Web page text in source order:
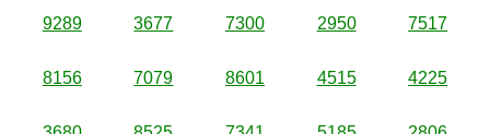
9289 3677 7300 2950 7517
8156 7079 8601 4515 4225